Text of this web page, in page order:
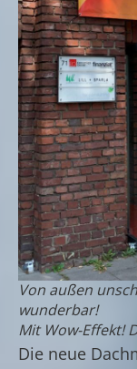
Von außen
wunderbar!
Mit Wow-Effekt!
Die neue